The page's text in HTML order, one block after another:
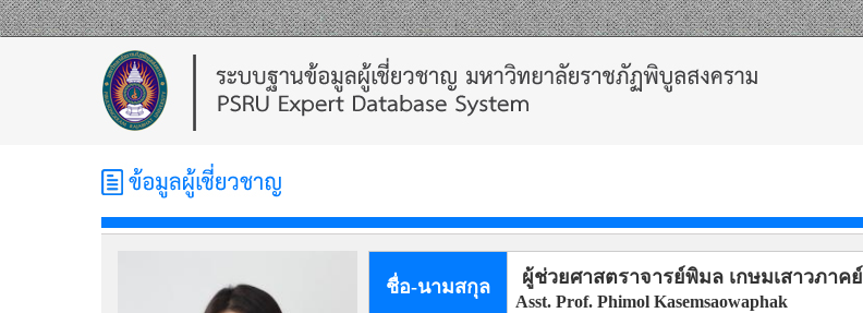
ชื่อ-นามสกุล ผู้ช่วยศาสตราจารย์พิมล เกษมเสาวภาคย์
Asst. Prof. Phimol Kasemsaowaphak